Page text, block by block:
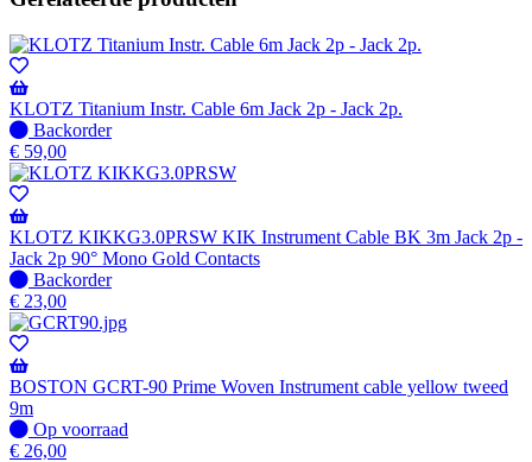
KLOTZ Titanium Instr. Cable 6m Jack 2p - Jack 2p.
Niet
op
voorraad
-
Wordt
verzonden
wanneer
beschikbaar
Backorder
€ 59,00
KLOTZ KIKKG3.0PRSW KIK Instrument Cable BK 3m Jack 2p -
Jack 2p 90° Mono Gold Contacts
Niet
op
voorraad
-
Wordt
verzonden
wanneer
beschikbaar
Backorder
€ 23,00
BOSTON GCRT-90 Prime Woven Instrument cable yellow tweed
9m
Op
voorraad
Op voorraad
€ 26,00